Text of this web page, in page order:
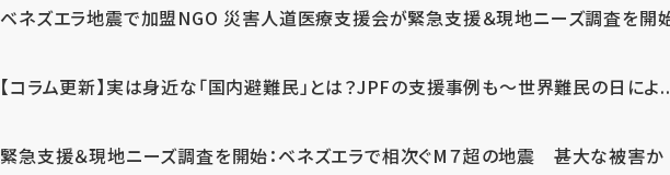
ベネズエラ地震で加盟NGO 災害人道医療支援会が緊急支援＆現地ニーズ調査を開
【コラム更新】実は身近な「国内避難民」とは？JPFの支援事例も～世界難民の日によ
緊急支援＆現地ニーズ調査を開始：ベネズエラで相次ぐM７超の地震 甚大な被害か